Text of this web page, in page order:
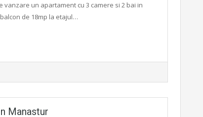
un apartament cu 3 camere si 2 bai in
de 18mp la etajul…
Manastur